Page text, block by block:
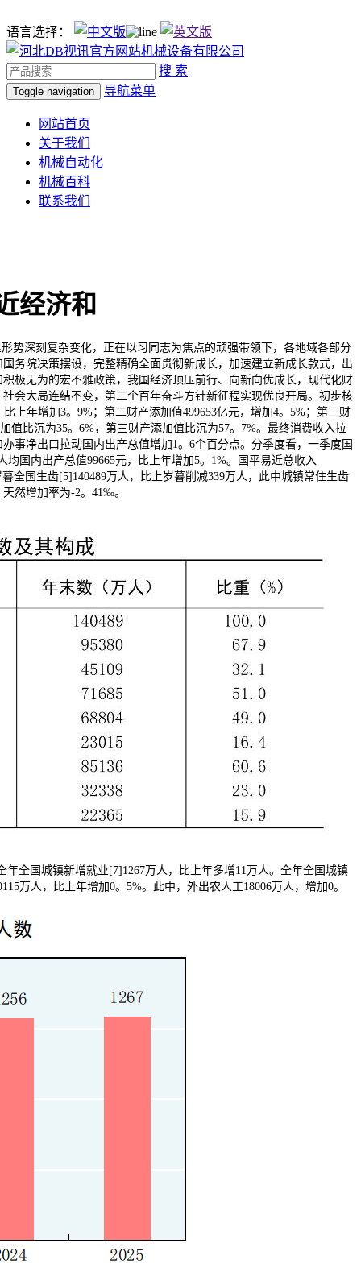
语言选择：
搜 索
Toggle navigation 导航菜单
网站首页
关于我们
机械自动化
机械百科
联系我们
经济和
深刻复杂变化，正在以习同志为焦点的顽强带领下，各地域各部分
务院决策摆设，完整精确全面贯彻新成长，加速建立新成长款式，出
极无为的宏不雅政策，我国经济顶压前行、向新向优成长，现代化财
会大局连结不变，第二个百年奋斗方针新征程实现优良开局。初步核
上年增加3。9%；第二财产添加值499653亿元，增加4。5%；第三财
值比沉为35。6%，第三财产添加值比沉为57。7%。最终消费收入拉
事净出口拉动国内出产总值增加1。6个百分点。分季度看，一季度国
国内出产总值99665元，比上年增加5。1%。国平易近总收入
全国生齿[5]140489万人，比上岁暮削减339万人，此中城镇常住生齿
然增加率为-2。41‰。
全国城镇新增就业[7]1267万人，比上年多增11万人。全年全国城镇
万人，比上年增加0。5%。此中，外出农人工18006万人，增加0。